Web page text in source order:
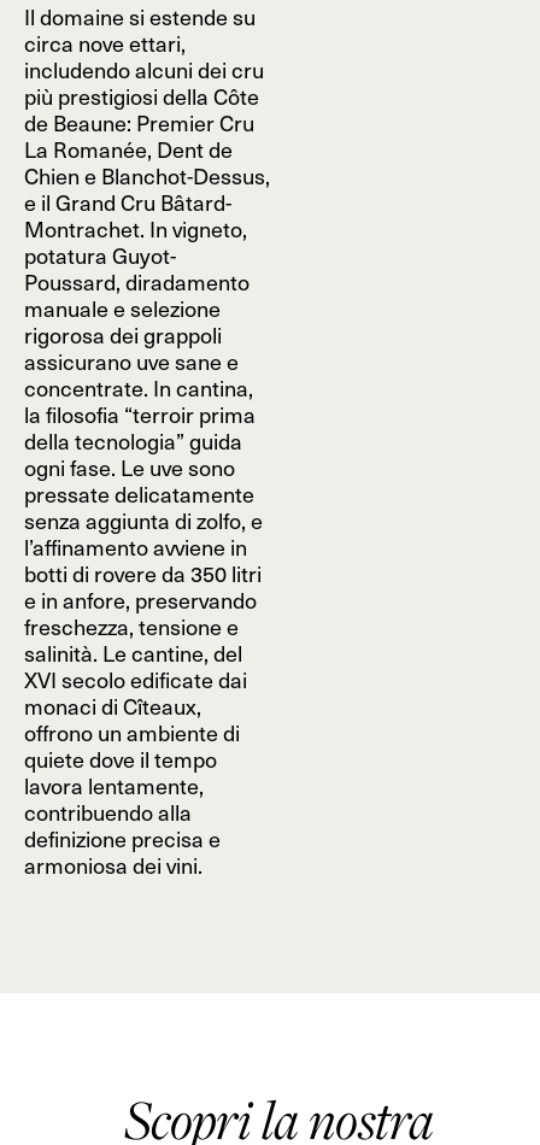
Il domaine si estende su
circa nove ettari,
includendo alcuni dei cru
più prestigiosi della Côte
de Beaune: Premier Cru
La Romanée, Dent de
Chien e Blanchot-Dessus,
e il Grand Cru Bâtard-
Montrachet. In vigneto,
potatura Guyot-
Poussard, diradamento
manuale e selezione
rigorosa dei grappoli
assicurano uve sane e
concentrate. In cantina,
la filosofia “terroir prima
della tecnologia” guida
ogni fase. Le uve sono
pressate delicatamente
senza aggiunta di zolfo, e
l’affinamento avviene in
botti di rovere da 350 litri
e in anfore, preservando
freschezza, tensione e
salinità. Le cantine, del
XVI secolo edificate dai
monaci di Cîteaux,
offrono un ambiente di
quiete dove il tempo
lavora lentamente,
contribuendo alla
definizione precisa e
armoniosa dei vini.
Scopri la nostra